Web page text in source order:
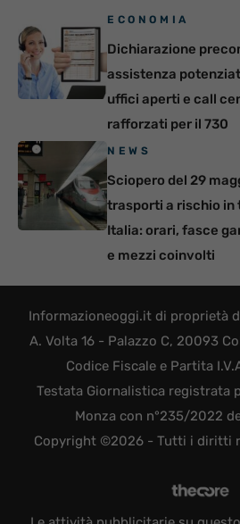
ECONOMIA
Dichiarazione
assistenza
uffici aperti e call
rafforzati per il 730
NEWS
Sciopero del 29
trasporti a rischio in
Italia: orari, fasce
e mezzi coinvolti
Informazioneoggi.it di proprietà di
A. Volta 16 - Palazzo C, 20093
Codice Fiscale e Partita
Testata Giornalistica registrata
Monza con n°235/2022
Copyright ©2026 - Tutti i diritti